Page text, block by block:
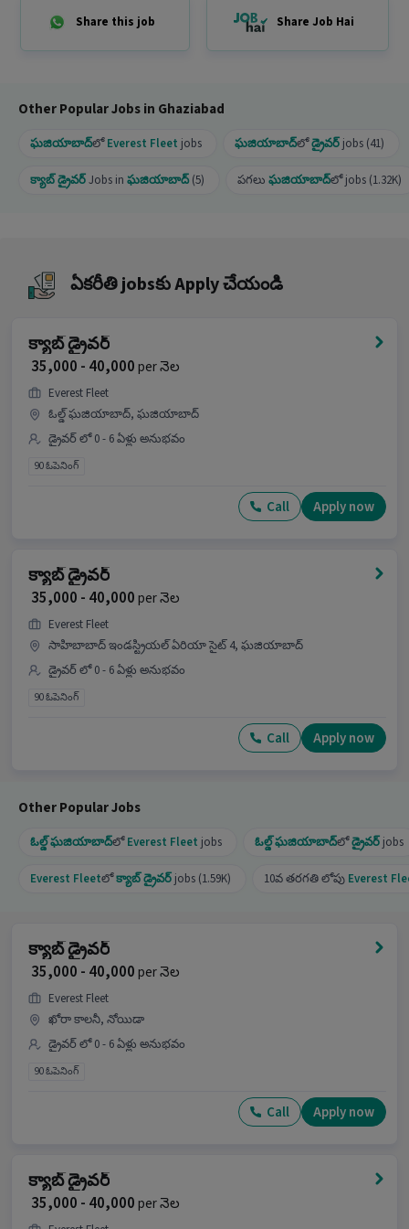
అవును, ఈ job పురుషులు మరియు మహిళలు
ఇద్దరికీ అందుబాటులో ఉంది.
ఈ Cab Driver job కు apply ఎందుకు చేయాలి?
Ans :
ఈ job కు ₹35,000-₹40,000 నెలకు జీతం ఉంది, ఇది
Share this job Share Job Hai
Other Popular Jobs in Ghaziabad
ఘజియాబాద్లోEverest Fleet jobs ఘజియాబాద్లోడ్రైవర్ jobs (41)
క్యాబ్ డ్రైవర్Jobs in ఘజియాబాద్(5) పగలు ఘజియాబాద్లో jobs (1.32K)
ఏకరీతి jobsకు Apply చేయండి
క్యాబ్ డ్రైవర్
₹ 35,000 - 40,000per నెల
Everest Fleet
ఓల్డ్ ఘజియాబాద్, ఘజియాబాద్
డ్రైవర్ లో 0 - 6 ఏళ్లు అనుభవం
90 ఓపెనింగ్
Call Apply now
క్యాబ్ డ్రైవర్
₹ 35,000 - 40,000per నెల
Everest Fleet
సాహిబాబాద్ ఇండస్ట్రియల్ ఏరియా సైట్ 4, ఘజియాబాద్
డ్రైవర్ లో 0 - 6 ఏళ్లు అనుభవం
90 ఓపెనింగ్
Call Apply now
Other Popular Jobs
ఓల్డ్ ఘజియాబాద్లోEverest Fleet jobs ఓల్డ్ ఘజియాబాద్లోడ్రైవర్ jobs
Everest Fleetలోక్యాబ్ డ్రైవర్ jobs (1.59K) 10వ తరగతి లోపు Everest
క్యాబ్ డ్రైవర్
₹ 35,000 - 40,000per నెల
Everest Fleet
ఖోరా కాలనీ, నోయిడా
డ్రైవర్ లో 0 - 6 ఏళ్లు అనుభవం
90 ఓపెనింగ్
Call Apply now
క్యాబ్ డ్రైవర్
₹ 35,000 - 40,000per నెల